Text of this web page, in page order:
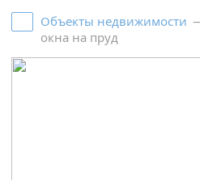
Объекты недвижимости
окна на пруд